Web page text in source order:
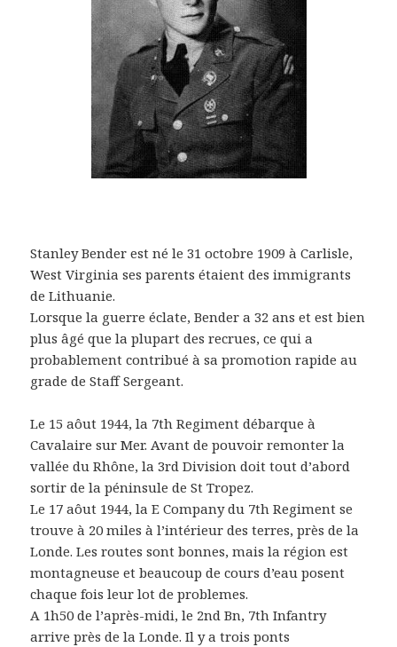
Stanley Bender est né le 31 octobre 1909 à Carlisle,
West Virginia ses parents étaient des immigrants
de Lithuanie.
Lorsque la guerre éclate, Bender a 32 ans et est bien
plus âgé que la plupart des recrues, ce qui a
probablement contribué à sa promotion rapide au
grade de Staff Sergeant.
Le 15 aôut 1944, la 7th Regiment débarque à
Cavalaire sur Mer. Avant de pouvoir remonter la
vallée du Rhône, la 3rd Division doit tout d’abord
sortir de la péninsule de St Tropez.
Le 17 aôut 1944, la E Company du 7th Regiment se
trouve à 20 miles à l’intérieur des terres, près de la
Londe. Les routes sont bonnes, mais la région est
montagneuse et beaucoup de cours d’eau posent
chaque fois leur lot de problemes.
A 1h50 de l’après-midi, le 2nd Bn, 7th Infantry
arrive près de la Londe. Il y a trois ponts